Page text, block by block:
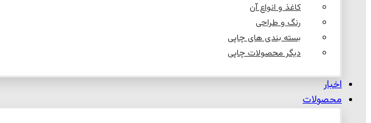
کاغذ و انواع آن
رنگ و طراحی
بسته بندی های چاپی
دیگر محصولات چاپی
اخبار
محصولات